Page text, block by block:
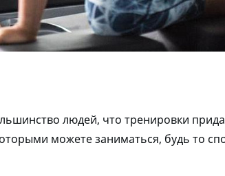
людей, что тренировки
можете заниматься, будь то